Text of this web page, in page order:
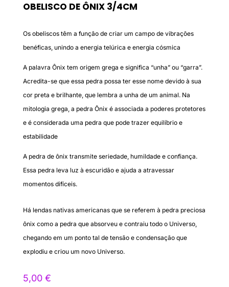
OBELISCO DE ÔNIX 3/4CM
Os obeliscos têm a função de criar um campo de vibrações
benéficas, unindo a energia telúrica e energia cósmica
A palavra Ônix tem origem grega e significa “unha” ou “garra”.
Acredita-se que essa pedra possa ter esse nome devido à sua
cor preta e brilhante, que lembra a unha de um animal. Na
mitologia grega, a pedra Ônix é associada a poderes protetores
e é considerada uma pedra que pode trazer equilíbrio e
estabilidade
A pedra de ônix transmite seriedade, humildade e confiança.
Essa pedra leva luz à escuridão e ajuda a atravessar
momentos difíceis.
Há lendas nativas americanas que se referem à pedra preciosa
ônix como a pedra que absorveu e contraiu todo o Universo,
chegando em um ponto tal de tensão e condensação que
explodiu e criou um novo Universo.
5,00 €